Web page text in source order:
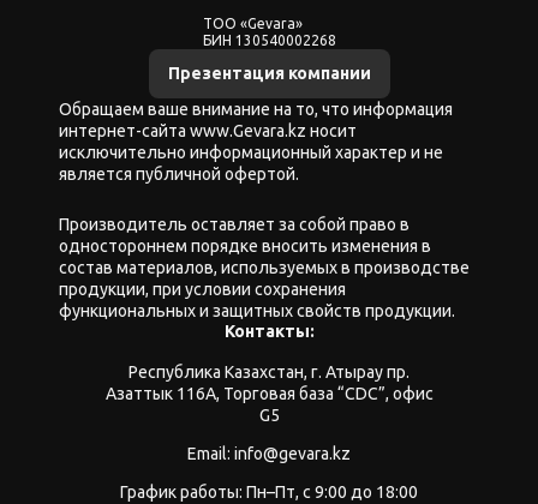
ТОО «Gevara»
БИН 130540002268
Презентация компании
Обращаем ваше внимание на то, что информация
интернет-сайта www.Gevara.kz носит
исключительно информационный характер и не
является публичной офертой.
Производитель оставляет за собой право в
одностороннем порядке вносить изменения в
состав материалов, используемых в производстве
продукции, при условии сохранения
функциональных и защитных свойств продукции.
Контакты:
Республика Казахстан, г. Атырау пр.
Азаттык 116А, Торговая база “CDC”, офис
G5
Email: info@gevara.kz
График работы: Пн–Пт, с 9:00 до 18:00